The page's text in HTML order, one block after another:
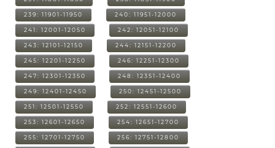
239: 11901-11950 240: 11951-12000
241: 12001-12050 242: 12051-12100
243: 12101-12150 244: 12151-12200
245: 12201-12250 246: 12251-12300
247: 12301-12350 248: 12351-12400
249: 12401-12450 250: 12451-12500
251: 12501-12550 252: 12551-12600
253: 12601-12650 254: 12651-12700
255: 12701-12750 256: 12751-12800